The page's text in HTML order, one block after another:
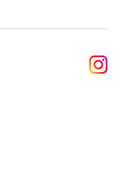
描いたイラスト
楽、商標または
かかる知的財産